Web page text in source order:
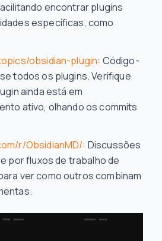
encontrar plugins
específicas, como
obsidian-plugin: Código-
todos os plugins. Verifique
ainda está em
ativo, olhando os commits
r/ObsidianMD/: Discussões
por fluxos de trabalho de
ver como outros combinam